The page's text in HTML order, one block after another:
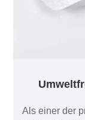
Als einer der